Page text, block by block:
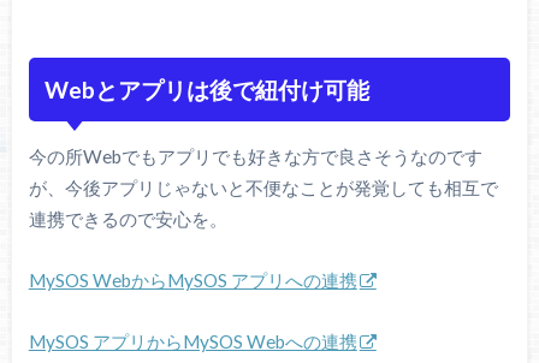
Webとアプリは後で紐付け可能
今の所Webでもアプリでも好きな方で良さそうなのです
が、今後アプリじゃないと不便なことが発覚しても相互で
連携できるので安心を。
MySOS WebからMySOS アプリへの連携
MySOS アプリからMySOS Webへの連携